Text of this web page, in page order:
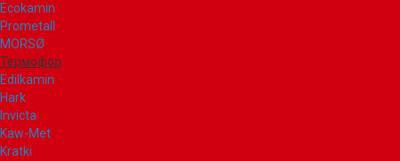
Ecokamin
Prometall
MORSØ
Термофор
Edilkamin
Hark
Invicta
Kaw-Met
Kratki